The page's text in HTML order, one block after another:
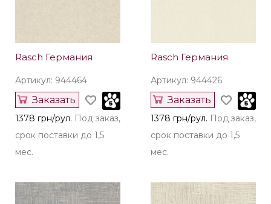
Rasch Германия
Артикул: 944464
Заказать
1378 грн/рул. Под заказ,
срок поставки до 1,5
мес.
Rasch Германия
Артикул: 944426
Заказать
1378 грн/рул. Под заказ,
срок поставки до 1,5
мес.